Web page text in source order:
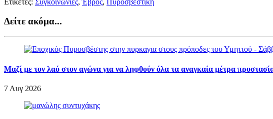
Δείτε ακόμα...
Μαζί με τον λαό στον αγώνα για να ληφθούν όλα τα αναγκαία μέτρα
7 Αυγ 2026